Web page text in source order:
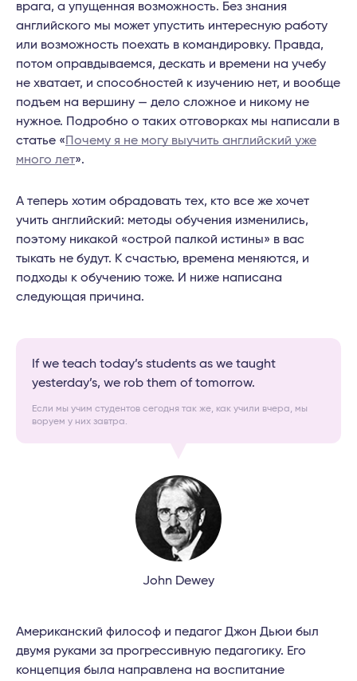
врага, а упущенная возможность. Без знания
английского мы может упустить интересную работу
или возможность поехать в командировку. Правда,
потом оправдываемся, дескать и времени на учебу
не хватает, и способностей к изучению нет, и вообще
подъем на вершину — дело сложное и никому не
нужное. Подробно о таких отговорках мы написали в
статье «Почему я не могу выучить английский уже
много лет».
А теперь хотим обрадовать тех, кто все же хочет
учить английский: методы обучения изменились,
поэтому никакой «острой палкой истины» в вас
тыкать не будут. К счастью, времена меняются, и
подходы к обучению тоже. И ниже написана
следующая причина.
If we teach today’s students as we taught
yesterday’s, we rob them of tomorrow.
Если мы учим студентов сегодня так же, как учили вчера, мы
воруем у них завтра.
John Dewey
Американский философ и педагог Джон Дьюи был
двумя руками за прогрессивную педагогику. Его
концепция была направлена на воспитание